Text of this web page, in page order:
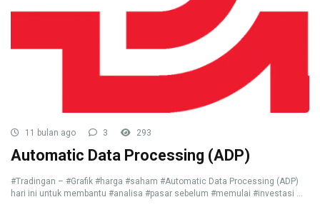
11 bulan ago 3 293
Automatic Data Processing (ADP)
#Tradingan – #Grafik #harga #saham #Automatic Data Processing (ADP)
hari ini untuk membantu #analisa #pasar sebelum #memulai #investasi ...